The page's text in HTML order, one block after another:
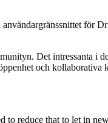
för
Det intressanta i
och kollaborativa
reduce that to let in